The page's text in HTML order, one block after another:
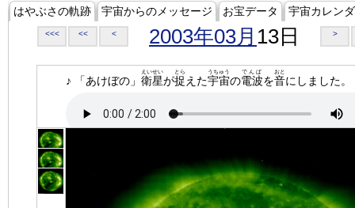
はやぶさの軌跡 宇宙からのメッセージ お宝データ 宇宙カレン
<<< << < 2003年03月 13日 >
♪ 「あけぼの」 衛星
えいせい
が捉
とら
えた宇宙
うちゅう
の電波
でんぱ
を音
おと
にしました。